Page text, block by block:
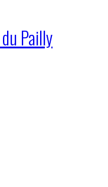
Pailly